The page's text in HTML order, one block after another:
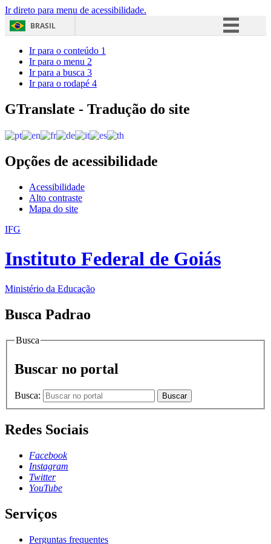
Ir direto para menu de acessibilidade.
BRASIL
Acesso à informação
Ir para o conteúdo 1
Ir para o menu 2
Ir para a busca 3
Ir para o rodapé 4
GTranslate - Tradução do site
Opções de acessibilidade
Acessibilidade
Alto contraste
Mapa do site
IFG
Instituto Federal de Goiás
Ministério da Educação
Busca Padrao
Busca
Buscar no portal
Busca: Buscar
Redes Sociais
Facebook
Instagram
Twitter
YouTube
Serviços
Perguntas frequentes